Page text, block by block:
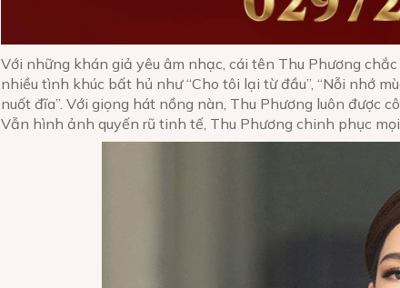
Với những khán giả yêu âm nhạc, cái tên Thu Phương
nhiều tình khúc bất hủ như “Cho tôi lại từ đầu”, “Nỗi nhớ
nuốt đĩa”. Với giọng hát nồng nàn, Thu Phương luôn được
Vẫn hình ảnh quyến rũ tinh tế, Thu Phương chinh phục